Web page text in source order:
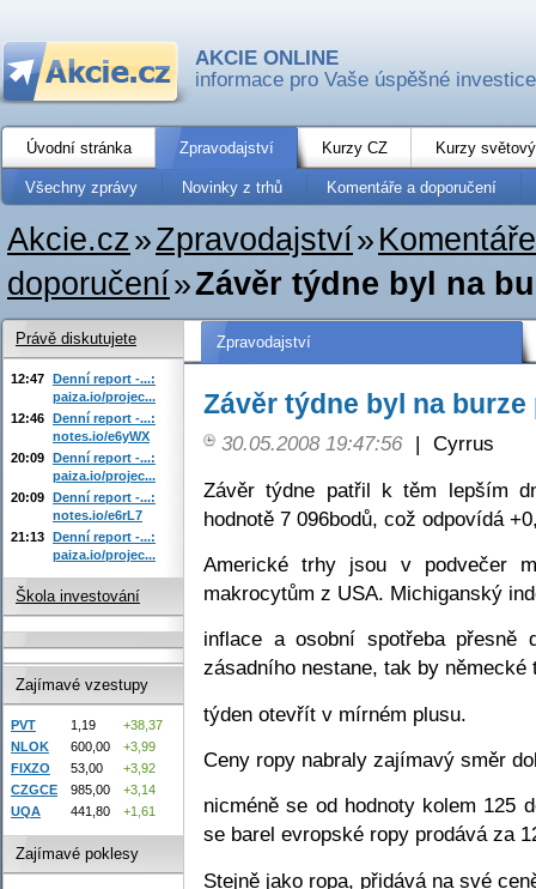
AKCIE ONLINE
informace pro Vaše úspěšné investice
Úvodní stránka Zpravodajství Kurzy CZ Kurzy
Všechny zprávy Novinky z trhů Komentáře a doporučení
Akcie.cz»Zpravodajství»
doporučení»Závěr týdne byl na
Zpravodajství
Závěr týdne byl na
30.05.2008 19:47:56 | Cyrrus
Závěr týdne patřil k těm lepším
hodnotě 7 096bodů, což odpovídá
Americké trhy jsou v podvečer
makrocytům z USA. Michiganský
inflace a osobní spotřeba přesně
zásadního nestane, tak by
týden otevřít v mírném plusu.
Ceny ropy nabraly zajímavý směr
nicméně se od hodnoty kolem 125
se barel evropské ropy prodává za
Stejně jako ropa, přidává na své
Právě diskutujete
12:47 Denní report -...:
paiza.io/projec...
12:46 Denní report -...:
notes.io/e6yWX
20:09 Denní report -...:
paiza.io/projec...
20:09 Denní report -...:
notes.io/e6rL7
21:13 Denní report -...:
paiza.io/projec...
Škola investování
Zajímavé vzestupy
PVT 1,19
+38,37
NLOK
600,00
+3,99
FIXZO
53,00
+3,92
CZGCE
985,00
+3,14
UQA
441,80 +1,61
Zajímavé poklesy